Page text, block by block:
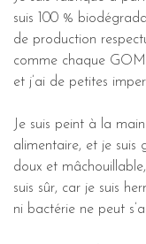
suis 100 %
de production
comme chaque
et j’ai de petites
Je suis peint à la
alimentaire, et je suis
doux et
suis sûr, car je suis
ni bactérie ne peut